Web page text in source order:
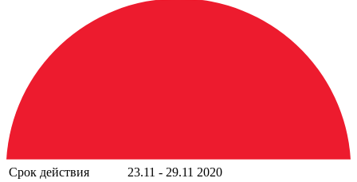
Срок действия
23.11 - 29.11 2020